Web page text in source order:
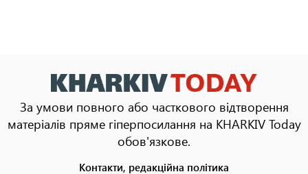
За умови повного або часткового відтворення
матеріалів пряме гіперпосилання на KHARKIV Today
обов'язкове.
Контакти, редакційна політика